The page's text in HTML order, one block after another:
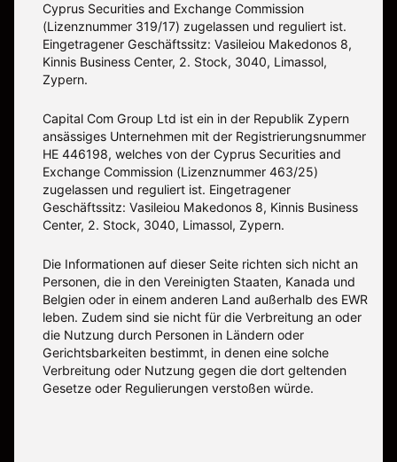
Cyprus Securities and Exchange Commission
(Lizenznummer 319/17) zugelassen und reguliert ist.
Eingetragener Geschäftssitz: Vasileiou Makedonos 8,
Kinnis Business Center, 2. Stock, 3040, Limassol,
Zypern.
Capital Com Group Ltd ist ein in der Republik Zypern
ansässiges Unternehmen mit der Registrierungsnummer
ΗΕ 446198, welches von der Cyprus Securities and
Exchange Commission (Lizenznummer 463/25)
zugelassen und reguliert ist. Eingetragener
Geschäftssitz: Vasileiou Makedonos 8, Kinnis Business
Center, 2. Stock, 3040, Limassol, Zypern.
Die Informationen auf dieser Seite richten sich nicht an
Personen, die in den Vereinigten Staaten, Kanada und
Belgien oder in einem anderen Land außerhalb des EWR
leben. Zudem sind sie nicht für die Verbreitung an oder
die Nutzung durch Personen in Ländern oder
Gerichtsbarkeiten bestimmt, in denen eine solche
Verbreitung oder Nutzung gegen die dort geltenden
Gesetze oder Regulierungen verstoßen würde.